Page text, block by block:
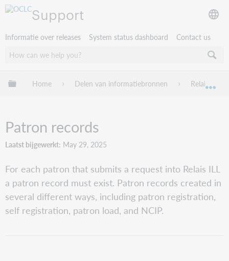
Support
Informatie over releases System status dashboard Contact us
Mondiale hiërarchie uitvouwen / samenvouwen
Home Delen van informatiebronnen Relais ILL
Patron records
Laatst bijgewerkt May 29, 2025
For each patron that submits a request into Relais ILL
a patron record must exist. Patron records created in
several different ways, including patron registration,
self registration, patron load, and NCIP.